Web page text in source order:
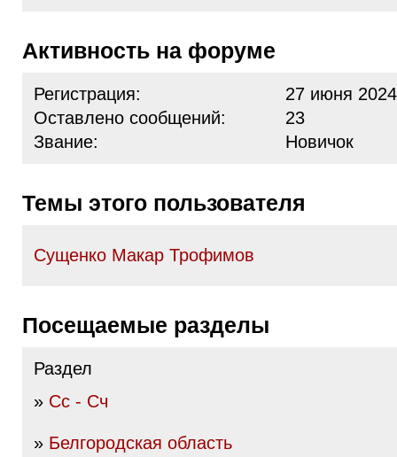
Активность на форуме
Регистрация:
27 июня
Оставлено сообщений:
23
Звание:
Новичок
Темы этого пользователя
Сущенко Макар Трофимов
Посещаемые разделы
Раздел
» Сс - Сч
» Белгородская область